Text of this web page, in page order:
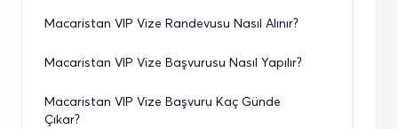
Macaristan VIP Vize Randevusu Nasıl Alınır?
Macaristan VIP Vize Başvurusu Nasıl Yapılır?
Macaristan VIP Vize Başvuru Kaç Günde
Çıkar?